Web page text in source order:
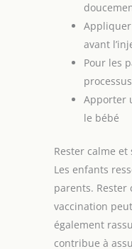
avant
Pour les
Apporter
le bébé
Rester calme et
Les enfants
parents. Rester
vaccination
également
contribue à